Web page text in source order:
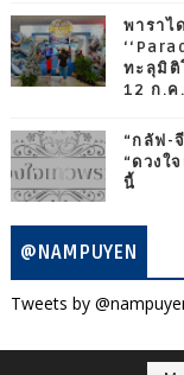
พาราไ
ทะลุมิติ
12 ก.ค
“กลัฟ-
“ดวงใ
นี้
@NAMPUYEN
Tweets by